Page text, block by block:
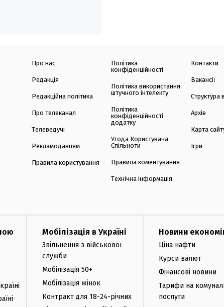
Про нас
Редакція
Редакційна політика
Про телеканал
Телеведучі
Рекламодавцям
Правила користування
Політика
конфіденційності
Політика використання
штучного інтелекту
Політика
конфіденційності
додатку
Угода Користувача
Спільноти
Правила коментування
Технічна інформація
Контакти
Вакансії
Структура
Архів
Карта
Ігри
Мобілізація в Україні
Звільнення з військової
служби
Мобілізація 50+
Мобілізація жінок
Контракт для 18-24-річних
Новини
Ціна нафти
Курси валют
Фінансові новини
Тарифи на
послуги